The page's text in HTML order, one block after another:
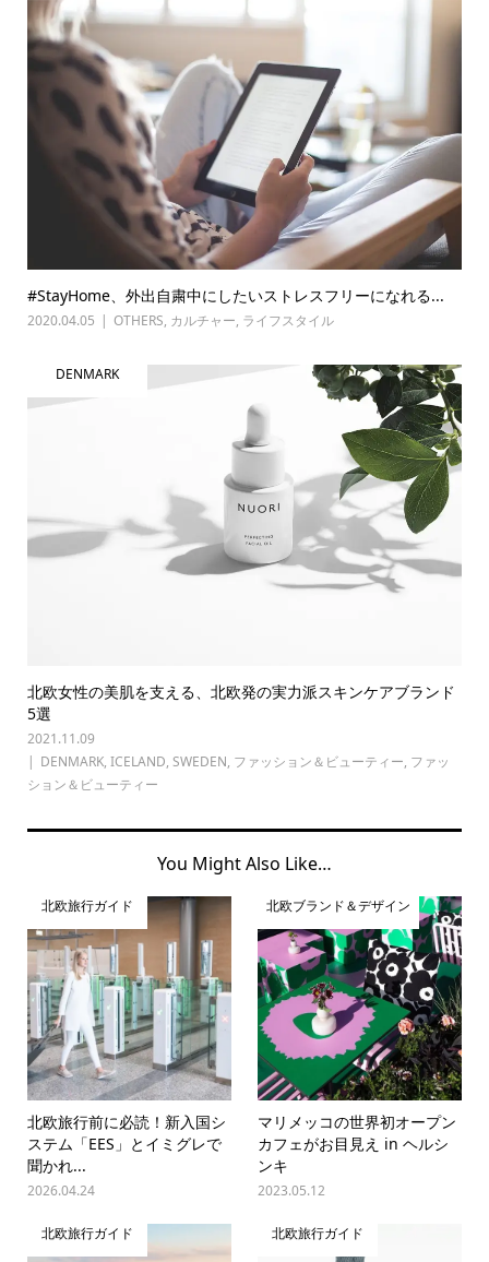
#StayHome、外出自粛中にしたいストレスフリーになれる...
2020.04.05 OTHERS, カルチャー, ライフスタイル
DENMARK
北欧女性の美肌を支える、北欧発の実力派スキンケアブランド
5選
2021.11.09
DENMARK, ICELAND, SWEDEN, ファッション＆ビューティー, ファッ
ション＆ビューティー
You Might Also Like…
北欧旅行ガイド
北欧旅行前に必読！新入国シ
ステム「EES」とイミグレで
聞かれ...
2026.04.24
北欧ブランド＆デザイン
マリメッコの世界初オープン
カフェがお目見え in ヘルシ
ンキ
2023.05.12
北欧旅行ガイド 北欧旅行ガイド